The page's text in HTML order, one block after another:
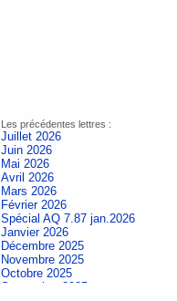
Les précédentes lettres :
Juillet 2026
Juin 2026
Mai 2026
Avril 2026
Mars 2026
Février 2026
Spécial AQ 7.87 jan.2026
Janvier 2026
Décembre 2025
Novembre 2025
Octobre 2025
Septembre 2025